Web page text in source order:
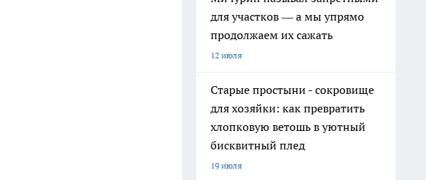
для участков — а мы упрямо
продолжаем их сажать
12 июля
Старые простыни - сокровище
для хозяйки: как превратить
хлопковую ветошь в уютный
бисквитный плед
19 июля